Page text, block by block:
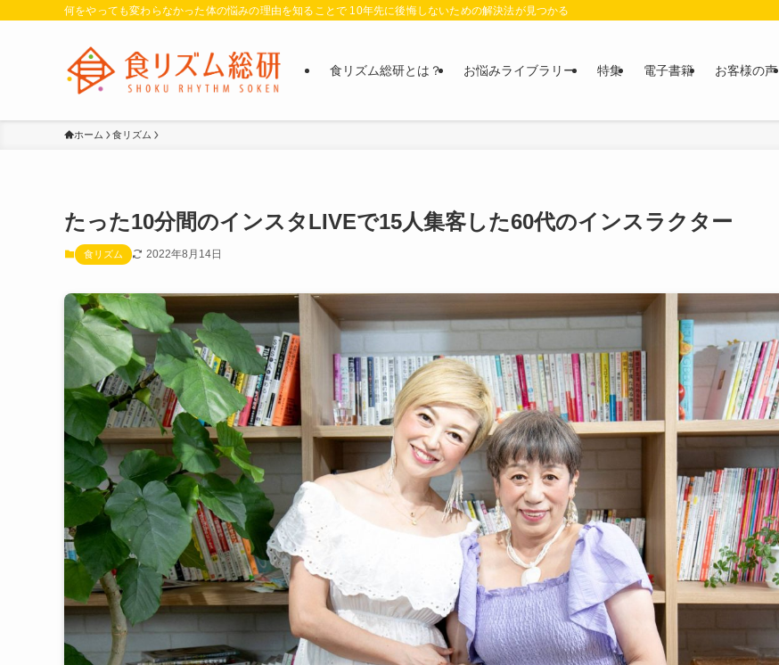
何をやっても変わらなかった体の悩みの理由を知ることで 10年先に後悔しないための解決法が見つかる
食リズム総研とは？ お悩みライブラリー 特集 電子書籍 お客様の声
ホーム 食リズム
たった10分間のインスタLIVEで15人集客した60代のインスラクター
食リズム 2022年8月14日